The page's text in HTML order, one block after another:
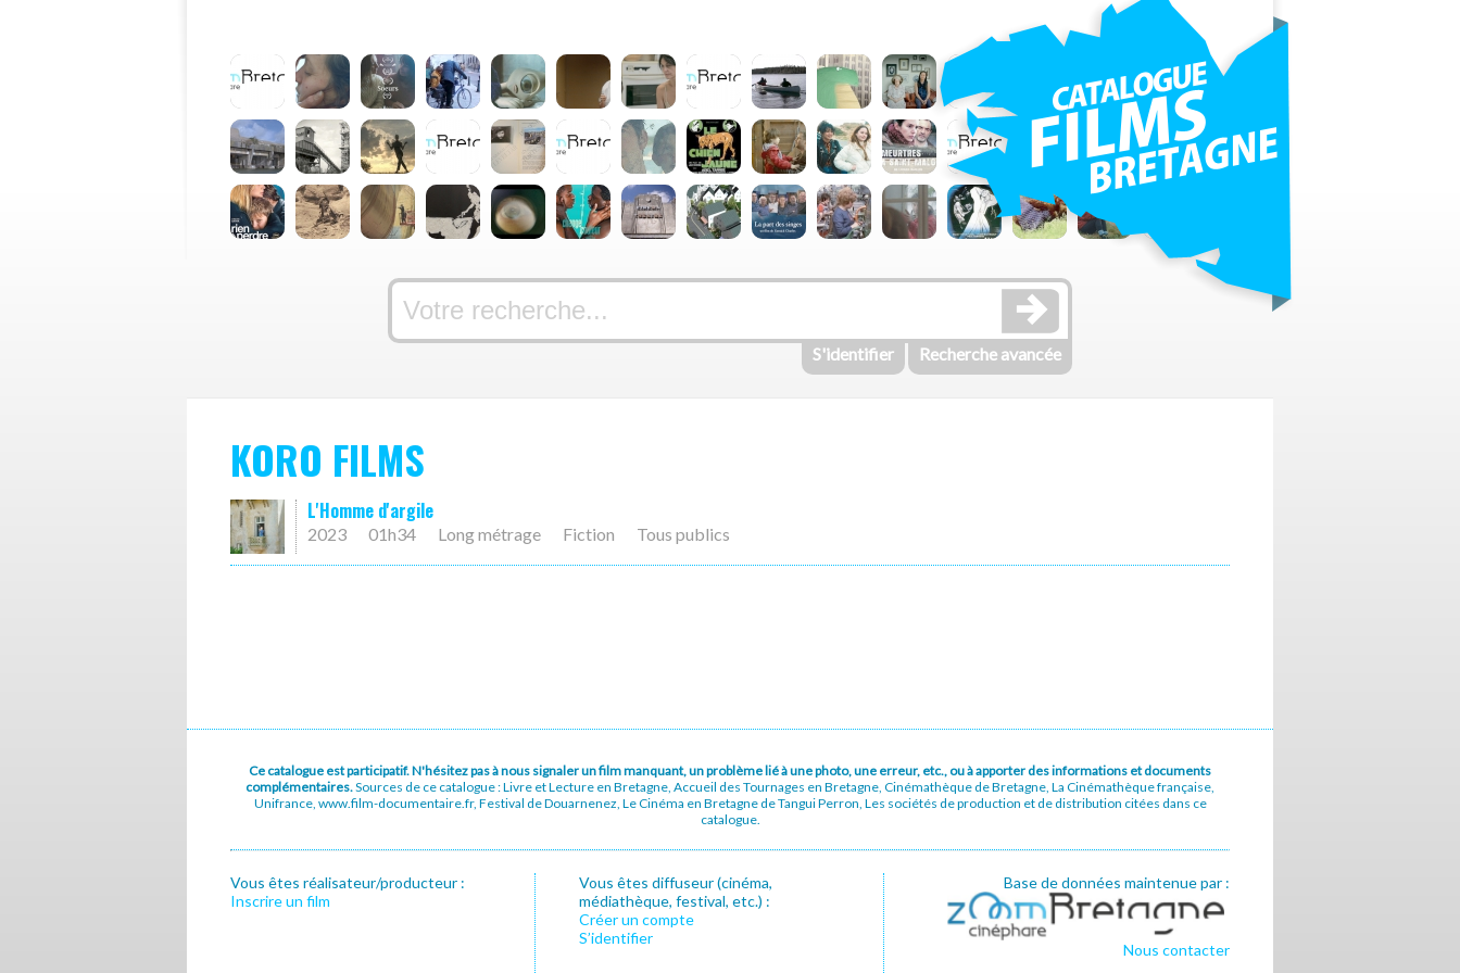
S'identifier Recherche avancée
KORO FILMS
L'Homme d'argile
2023 01h34 Long métrage Fiction Tous publics
Ce catalogue est participatif. N'hésitez pas à nous signaler un film manquant, un problème lié à une photo, une erreur, etc., ou à apporter des informations et documents
complémentaires.Sources de ce catalogue : Livre et Lecture en Bretagne, Accueil des Tournages en Bretagne, Cinémathèque de Bretagne, La Cinémathèque française,
Unifrance, www.film-documentaire.fr, Festival de Douarnenez, Le Cinéma en Bretagne de Tangui Perron, Les sociétés de production et de distribution citées dans ce
catalogue.
Vous êtes réalisateur/producteur :
Inscrire un film
Vous êtes diffuseur (cinéma,
médiathèque, festival, etc.) :
Créer un compte
S’identifier
Base de données maintenue par :
Nous contacter